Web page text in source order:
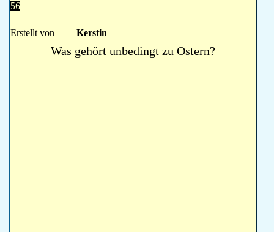
56
Erstellt von Kerstin
Was gehört unbedingt zu Ostern?